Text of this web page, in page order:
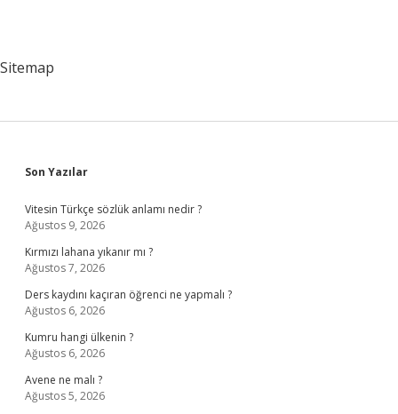
Sitemap
Sidebar
Son Yazılar
Vitesin Türkçe sözlük anlamı nedir ?
Ağustos 9, 2026
Kırmızı lahana yıkanır mı ?
Ağustos 7, 2026
Ders kaydını kaçıran öğrenci ne yapmalı ?
Ağustos 6, 2026
Kumru hangi ülkenin ?
Ağustos 6, 2026
Avene ne malı ?
Ağustos 5, 2026